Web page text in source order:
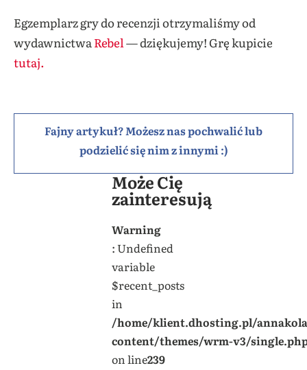
Egzemplarz gry do recenzji otrzymaliśmy od
wydawnictwaRebel— dziękujemy! Grę kupicie
tutaj.
Fajny artykuł? Możesz nas pochwalić lub
podzielić się nim z innymi :)
Może Cię
zainteresują
Warning
: Undefined
variable
$recent_posts
in
/home/klient.dhosting.pl/
content/themes/wrm-v3/
on line239